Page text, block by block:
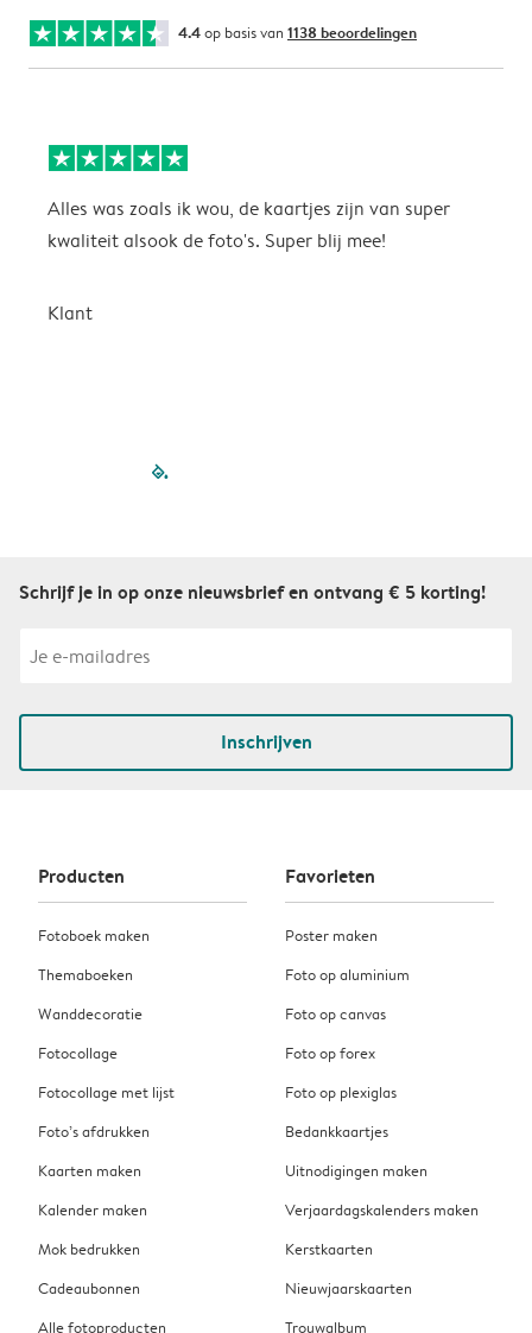
4.4op basis van 1138 beoordelingen
Alles was zoals ik wou, de kaartjes zijn van super
kwaliteit alsook de foto's. Super blij mee!
Klant
filled-pagination
Schrijf je in op onze nieuwsbrief en ontvang € 5 korting!
Inschrijven
Producten
Fotoboek maken
Themaboeken
Wanddecoratie
Fotocollage
Fotocollage met lijst
Foto’s afdrukken
Kaarten maken
Kalender maken
Mok bedrukken
Cadeaubonnen
Alle fotoproducten
Favorieten
Poster maken
Foto op aluminium
Foto op canvas
Foto op forex
Foto op plexiglas
Bedankkaartjes
Uitnodigingen maken
Verjaardagskalenders maken
Kerstkaarten
Nieuwjaarskaarten
Trouwalbum